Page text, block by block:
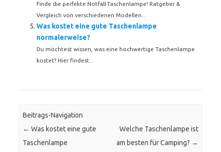
Finde die perfekte Notfall-Taschenlampe! Ratgeber &
Vergleich von verschiedenen Modellen...
Was kostet eine gute Taschenlampe
normalerweise?
Du möchtest wissen, was eine hochwertige Taschenlampe
kostet? Hier findest...
Beitrags-Navigation
← Was kostet eine gute
Taschenlampe
Welche Taschenlampe ist
am besten für Camping? →